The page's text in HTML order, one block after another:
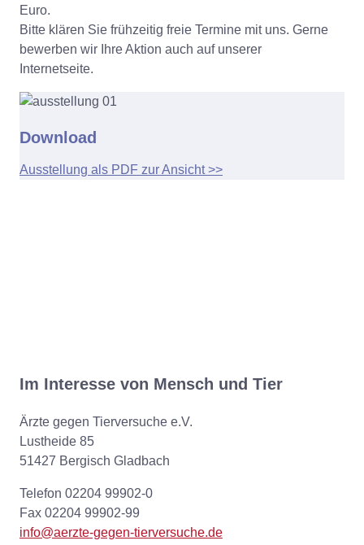
Euro.
Bitte klären Sie frühzeitig freie Termine mit uns. Gerne
bewerben wir Ihre Aktion auch auf unserer
Internetseite.
Download
Ausstellung als PDF zur Ansicht >>
Im Interesse von Mensch und Tier
Ärzte gegen Tierversuche e.V.
Lustheide 85
51427 Bergisch Gladbach
Telefon 02204 99902-0
Fax 02204 99902-99
info@aerzte-gegen-tierversuche.de